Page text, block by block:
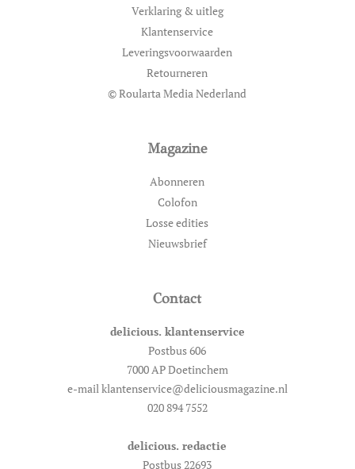
Verklaring & uitleg
Klantenservice
Leveringsvoorwaarden
Retourneren
© Roularta Media Nederland
Magazine
Abonneren
Colofon
Losse edities
Nieuwsbrief
Contact
delicious. klantenservice
Postbus 606
7000 AP Doetinchem
e-mail klantenservice@deliciousmagazine.nl
020 894 7552
delicious. redactie
Postbus 22693